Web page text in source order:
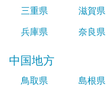
三重県 滋賀県
兵庫県
奈良県
中国地方
鳥取県 島根県